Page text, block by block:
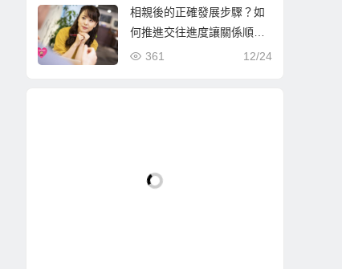
相親後的正確發展步驟？如
何推進交往進度讓關係順利
升溫！
12/24
361